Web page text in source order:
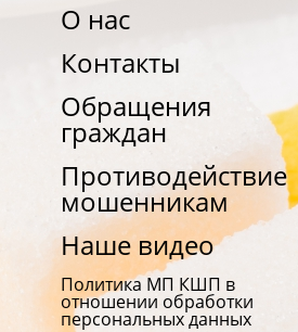
О нас
Контакты
Обращения
граждан
Противодействие
мошенникам
Наше видео
Политика МП КШП в
отношении обработки
персональных данных